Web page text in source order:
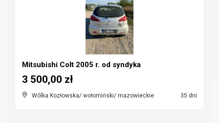
Mitsubishi Colt 2005 r. od syndyka
Wólka Kozłowska/ wołomiński/ mazowieckie 35 dni
3 500,00 zł